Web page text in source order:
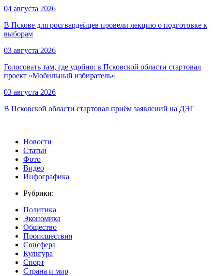
04 августа 2026
В Пскове для росгвардейцев провели лекцию о подготовке к
выборам
03 августа 2026
Голосовать там, где удобно: в Псковской области стартовал
проект «Мобильный избиратель»
03 августа 2026
В Псковской области стартовал приём заявлений на ДЭГ
Новости
Статьи
Фото
Видео
Инфографика
Рубрики:
Политика
Экономика
Общество
Происшествия
Соцсфера
Культура
Спорт
Страна и мир